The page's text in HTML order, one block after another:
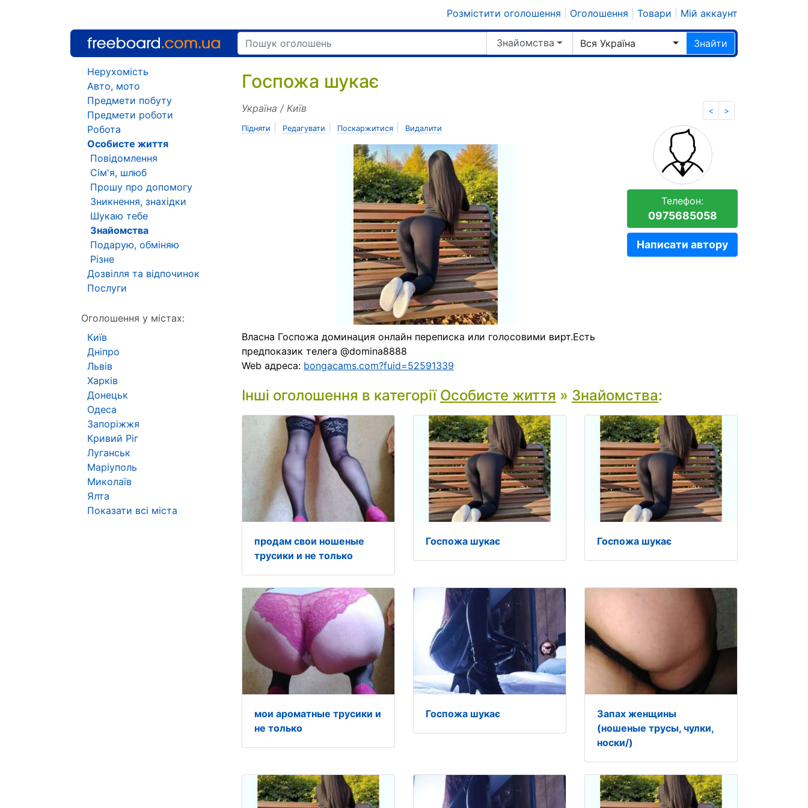
Розмістити оголошення Оголошення Товари Мій аккаунт
Знайомства Вся Україна Знайти
Госпожа шукає
< >
Україна / Київ
Підняти Редагувати Поскаржитися Видалити
Власна Госпожа доминация онлайн переписка или голосовими вирт.Есть
предпоказик телега @domina8888
Web адреса: bongacams.com?fuid=52591339
Телефон:
0975685058
Написати автору
Інші оголошення в категорії Особисте життя » Знайомства:
продам свои ношеные
трусики и не только
Госпожа шукає Госпожа шукає
мои ароматные трусики и
не только
Госпожа шукає
Запах женщины
(ношеные трусы, чулки,
носки/)
Нерухомість
Авто, мото
Предмети побуту
Предмети роботи
Робота
Особисте життя
Повідомлення
Сім'я, шлюб
Прошу про допомогу
Зникнення, знахідки
Шукаю тебе
Знайомства
Подарую, обміняю
Різне
Дозвілля та відпочинок
Послуги
Оголошення у містах:
Київ
Дніпро
Львів
Харків
Донецьк
Одеса
Запоріжжя
Кривий Ріг
Луганськ
Маріуполь
Миколаїв
Ялта
Показати всі міста